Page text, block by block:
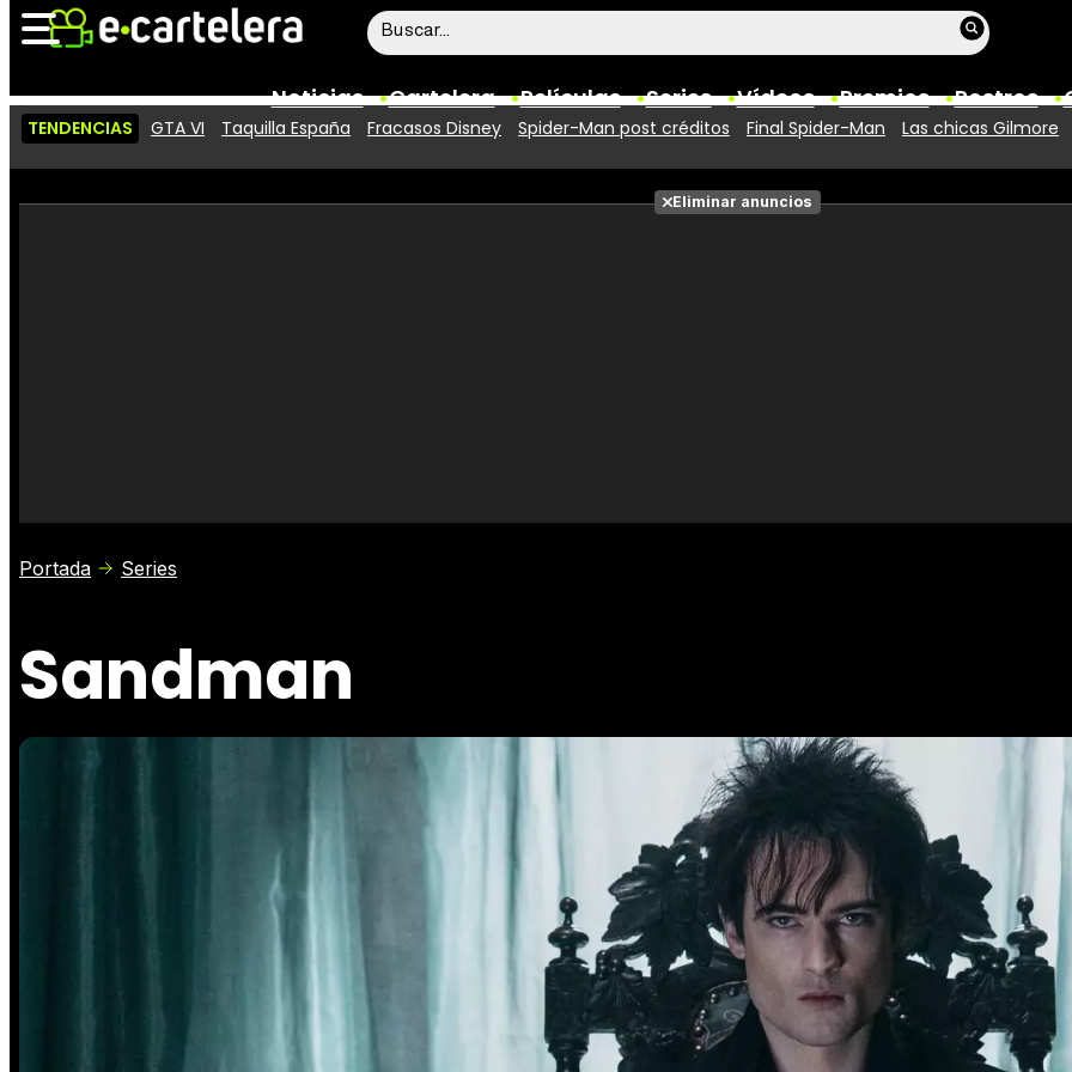
Noticias Cartelera Películas Series Vídeos Premios Rostros
Vídeos
Taquilla
Fotos
TENDENCIAS GTA VI Taquilla España Fracasos Disney Spider-Man post créditos Final Spider-Man Las chicas Gilmore
Eliminar anuncios
Portada Series
Sandman